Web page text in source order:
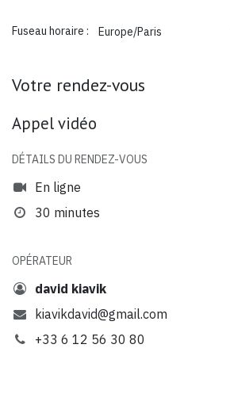
Fuseau horaire :
Votre rendez-vous
Appel vidéo
DÉTAILS DU RENDEZ-VOUS
En ligne
30 minutes
OPÉRATEUR
david kiavik
kiavikdavid@gmail.com
+33 6 12 56 30 80